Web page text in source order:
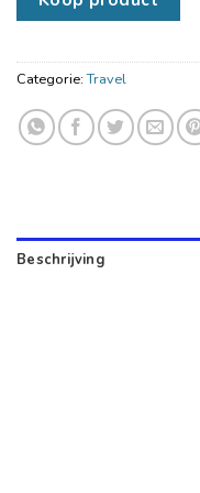
Categorie:Travel
Beschrijving